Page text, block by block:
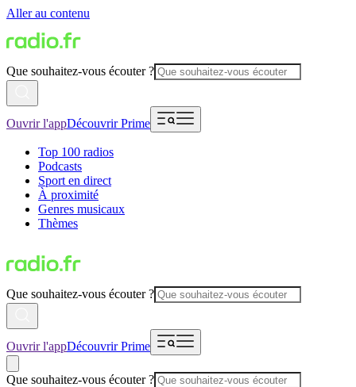
Aller au contenu
Que souhaitez-vous écouter ?
Ouvrir l'appDécouvrir Prime
Top 100 radios
Podcasts
Sport en direct
À proximité
Genres musicaux
Thèmes
Que souhaitez-vous écouter ?
Ouvrir l'appDécouvrir Prime
Que souhaitez-vous écouter ?